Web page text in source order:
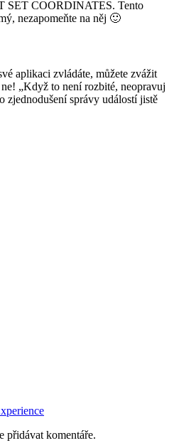
SET COORDINATES. Tento
nezapomeňte na něj 🙂
aplikaci zvládáte, můžete zvážit
„Když to není rozbité, neopravuj
správy událostí jistě
přidávat komentáře.